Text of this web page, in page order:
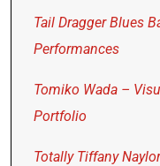
Tail Dragger Blues
Performances
Tomiko Wada –
Portfolio
Totally Tiffany